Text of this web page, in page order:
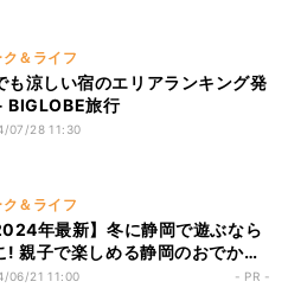
ク＆ライフ
も涼しい宿のエリアランキング発
BIGLOBE旅行
07/28 11:30
ク＆ライフ
年最新】冬に静岡で遊ぶなら
! 親子で楽しめる静岡のおでかけ
ットランキング
06/21 11:00 - PR -